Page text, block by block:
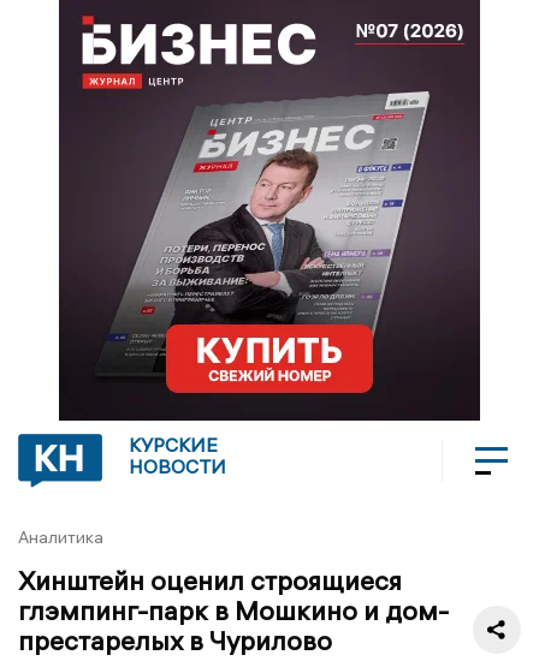
КУРСКИЕ
НОВОСТИ
Аналитика
Хинштейн оценил строящиеся
глэмпинг-парк в Мошкино и дом-
престарелых в Чурилово